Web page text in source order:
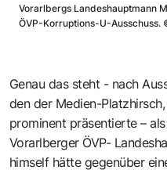
Vorarlbergs Landeshauptmann
ÖVP-Korruptions-U-Ausschuss.
Genau das steht - nach
den der Medien-
prominent präsentierte –
Vorarlberger ÖVP-
himself hätte gegenüber